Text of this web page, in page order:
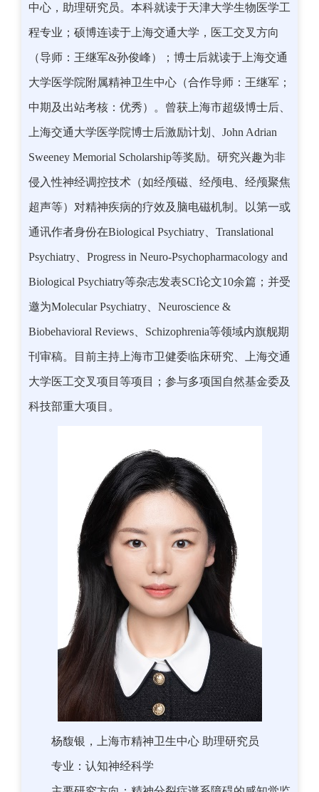
中心，助理研究员。本科就读于天津大学生物医学工
程专业；硕博连读于上海交通大学，医工交叉方向
（导师：王继军&孙俊峰）；博士后就读于上海交通
大学医学院附属精神卫生中心（合作导师：王继军；
中期及出站考核：优秀）。曾获上海市超级博士后、
上海交通大学医学院博士后激励计划、John Adrian
Sweeney Memorial Scholarship等奖励。研究兴趣为非
侵入性神经调控技术（如经颅磁、经颅电、经颅聚焦
超声等）对精神疾病的疗效及脑电磁机制。以第一或
通讯作者身份在Biological Psychiatry、Translational
Psychiatry、Progress in Neuro-Psychopharmacology and
Biological Psychiatry等杂志发表SCI论文10余篇；并受
邀为Molecular Psychiatry、Neuroscience &
Biobehavioral Reviews、Schizophrenia等领域内旗舰期
刊审稿。目前主持上海市卫健委临床研究、上海交通
大学医工交叉项目等项目；参与多项国自然基金委及
科技部重大项目。
杨馥银，上海市精神卫生中心 助理研究员
专业：认知神经科学